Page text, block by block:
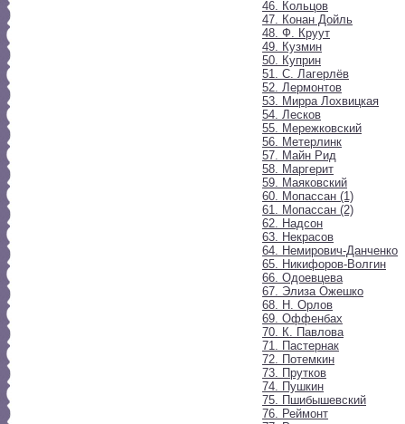
46. Кольцов
47. Конан Дойль
48. Ф. Круут
49. Кузмин
50. Куприн
51. С. Лагерлёв
52. Лермонтов
53. Мирра Лохвицкая
54. Лесков
55. Мережковский
56. Метерлинк
57. Майн Рид
58. Маргерит
59. Маяковский
60. Мопассан (1)
61. Мопассан (2)
62. Надсон
63. Некрасов
64. Немирович-Данченко
65. Никифоров-Волгин
66. Одоевцева
67. Элиза Ожешко
68. Н. Орлов
69. Оффенбах
70. К. Павлова
71. Пастернак
72. Потемкин
73. Прутков
74. Пушкин
75. Пшибышевский
76. Реймонт